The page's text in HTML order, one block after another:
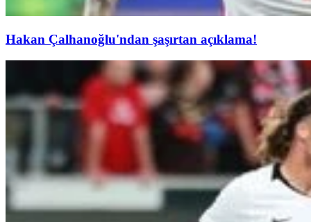
Hakan Çalhanoğlu'ndan şaşırtan açıklama!